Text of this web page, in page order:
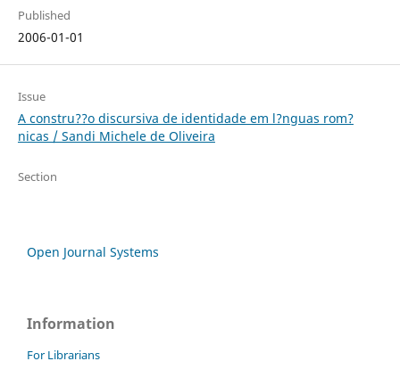
Published
2006-01-01
Issue
A constru??o discursiva de identidade em l?nguas rom?
nicas / Sandi Michele de Oliveira
Section
Open Journal Systems
Information
For Librarians